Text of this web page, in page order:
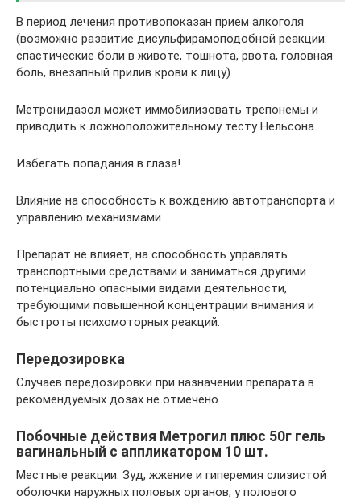
В период лечения противопоказан прием алкоголя
(возможно развитие дисульфирамоподобной реакции:
спастические боли в животе, тошнота, рвота, головная
боль, внезапный прилив крови к лицу).
Метронидазол может иммобилизовать трепонемы и
приводить к ложноположительному тесту Нельсона.
Избегать попадания в глаза!
Влияние на способность к вождению автотранспорта и
управлению механизмами
Препарат не влияет, на способность управлять
транспортными средствами и заниматься другими
потенциально опасными видами деятельности,
требующими повышенной концентрации внимания и
быстроты психомоторных реакций.
Передозировка
Случаев передозировки при назначении препарата в
рекомендуемых дозах не отмечено.
Побочные действия Метрогил плюс 50г гель
вагинальный с аппликатором 10 шт.
Местные реакции: Зуд, жжение и гиперемия слизистой
оболочки наружных половых органов; у полового